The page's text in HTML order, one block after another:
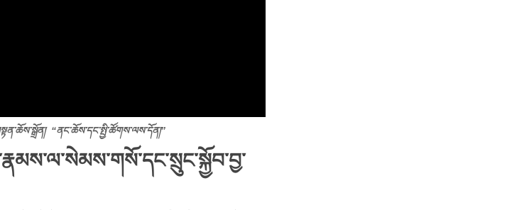
“ནང་ཆོས་དང་སྤྱི་ཚོགས་ལས་དོན།”